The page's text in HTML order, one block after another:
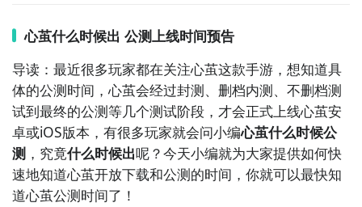
2、心茧图片欣赏：
通过上面的游戏介绍和图片，可能大家对心茧有大致的
了解了，不过这么游戏要怎么样才能抢先体验到呢？不
心茧什么时候出 公测上线时间预告
导读：最近很多玩家都在关注心茧这款手游，想知道具
体的公测时间，心茧会经过封测、删档内测、不删档测
试到最终的公测等几个测试阶段，才会正式上线心茧安
卓或iOS版本，有很多玩家就会问小编心茧什么时候公
测，究竟什么时候出呢？今天小编就为大家提供如何快
速地知道心茧开放下载和公测的时间，你就可以最快知
道心茧公测时间了！